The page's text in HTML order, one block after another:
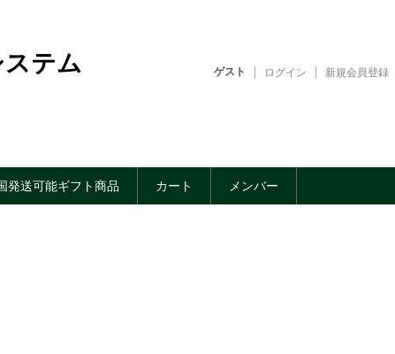
テム ゲスト ログイン 新規会員登録
発送可能ギフト商品 カート メンバー